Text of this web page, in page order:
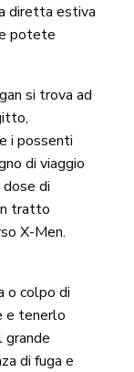
diretta estiva
potete
si trova ad
i possenti
di viaggio
di
tratto
X-Men.
o colpo di
e tenerlo
grande
di fuga e